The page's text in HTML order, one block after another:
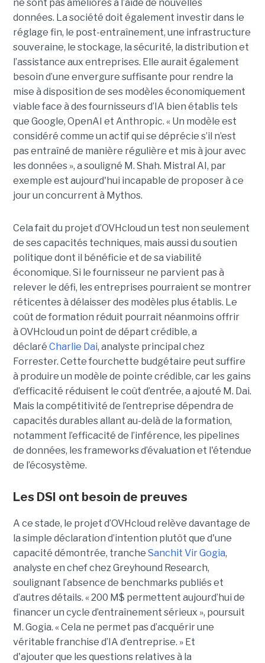
ne sont pas améliorés à l’aide de nouvelles
données. La société doit également investir dans le
réglage fin, le post-entraînement, une infrastructure
souveraine, le stockage, la sécurité, la distribution et
l’assistance aux entreprises. Elle aurait également
besoin d’une envergure suffisante pour rendre la
mise à disposition de ses modèles économiquement
viable face à des fournisseurs d’IA bien établis tels
que Google, OpenAI et Anthropic. « Un modèle est
considéré comme un actif qui se déprécie s’il n’est
pas entraîné de manière régulière et mis à jour avec
les données », a souligné M. Shah. Mistral AI, par
exemple est aujourd'hui incapable de proposer à ce
jour un concurrent à Mythos.
Cela fait du projet d’OVHcloud un test non seulement
de ses capacités techniques, mais aussi du soutien
politique dont il bénéficie et de sa viabilité
économique. Si le fournisseur ne parvient pas à
relever le défi, les entreprises pourraient se montrer
réticentes à délaisser des modèles plus établis. Le
coût de formation réduit pourrait néanmoins offrir
à OVHcloud un point de départ crédible, a
déclaré Charlie Dai, analyste principal chez
Forrester. Cette fourchette budgétaire peut suffire
à produire un modèle de pointe crédible, car les gains
d’efficacité réduisent le coût d’entrée, a ajouté M. Dai.
Mais la compétitivité de l’entreprise dépendra de
capacités durables allant au-delà de la formation,
notamment l’efficacité de l’inférence, les pipelines
de données, les frameworks d’évaluation et l'étendue
de l’écosystème.
Les DSI ont besoin de preuves
A ce stade, le projet d’OVHcloud relève davantage de
la simple déclaration d’intention plutôt que d'une
capacité démontrée, tranche Sanchit Vir Gogia,
analyste en chef chez Greyhound Research,
soulignant l’absence de benchmarks publiés et
d’autres détails. « 200 M$ permettent aujourd’hui de
financer un cycle d’entraînement sérieux », poursuit
M. Gogia. « Cela ne permet pas d’acquérir une
véritable franchise d’IA d’entreprise. »Et
d'ajouterque les questions relatives à la